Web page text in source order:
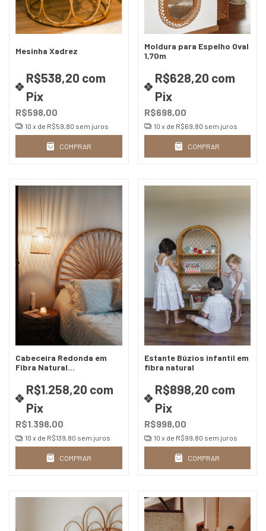
Mesinha Xadrez
R$598,00
R$538,20 com
Pix
10 x de R$59,80 sem juros
COMPRAR
Moldura para Espelho Oval
1,70m
R$698,00
R$628,20 com
Pix
10 x de R$69,80 sem juros
COMPRAR
Cabeceira Redonda em
Fibra Natural
Tamanhos | Design
Artesanal
R$1.398,00
R$1.258,20 com
Pix
10 x de R$139,80 sem juros
COMPRAR
Estante Búzios infantil em
fibra natural
R$998,00
R$898,20 com
Pix
10 x de R$99,80 sem juros
COMPRAR